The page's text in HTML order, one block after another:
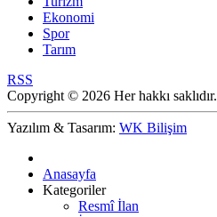
Ekonomi
Spor
Tarım
RSS
Copyright © 2026 Her hakkı saklıdır.
Yazılım & Tasarım: WK Bilişim
Anasayfa
Kategoriler
Resmî İlan